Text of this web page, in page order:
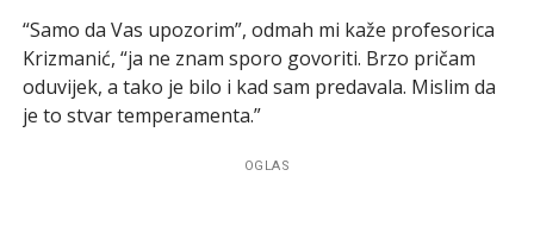
“Samo da Vas upozorim”, odmah mi kaže profesorica
Krizmanić, “ja ne znam sporo govoriti. Brzo pričam
oduvijek, a tako je bilo i kad sam predavala. Mislim da
je to stvar temperamenta.”
OGLAS